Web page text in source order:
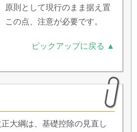
原則として現行のまま据え置
この点、注意が必要です。
ピックアップに戻る ▲
大綱は、基礎控除の見直し